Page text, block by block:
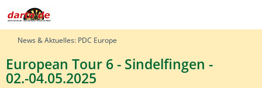
News & Aktuelles: PDC Europe
European Tour 6 - Sindelfingen -
02.-04.05.2025